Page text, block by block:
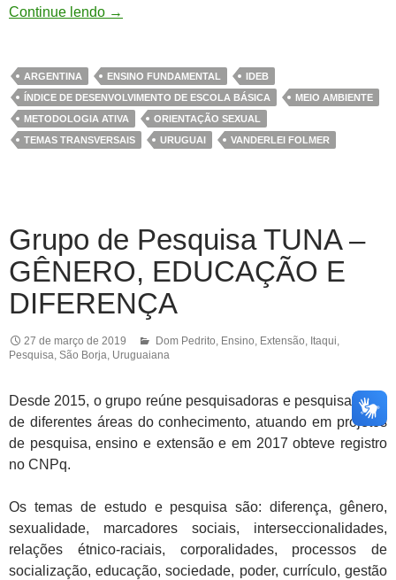
Continue lendo →
ARGENTINA ENSINO FUNDAMENTAL
IDEB
ÍNDICE DE DESENVOLVIMENTO DE ESCOLA BÁSICA
MEIO AMBIENTE
METODOLOGIA ATIVA
ORIENTAÇÃO SEXUAL
TEMAS TRANSVERSAIS
URUGUAI VANDERLEI FOLMER
Grupo de Pesquisa TUNA –
GÊNERO, EDUCAÇÃO E
DIFERENÇA
27 de março de 2019 Dom Pedrito, Ensino, Extensão, Itaqui,
Pesquisa, São Borja, Uruguaiana
Desde 2015, o grupo reúne pesquisadoras e pesquisadores
de diferentes áreas do conhecimento, atuando em projetos
de pesquisa, ensino e extensão e em 2017 obteve registro
no CNPq.
Os temas de estudo e pesquisa são: diferença, gênero,
sexualidade, marcadores sociais, interseccionalidades,
relações étnico-raciais, corporalidades, processos de
socialização, educação, sociedade, poder, currículo, gestão